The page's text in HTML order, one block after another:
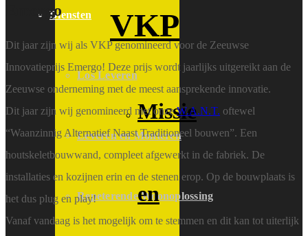
Diensten
Los Leveren
Leveren en Monteren
Repeterende Woonoplossing
VKP
Missie
en
Emergo
Dit jaar zijn wij als VKP genomineerd voor de Zeeuwse
Innovatieprijs Emergo! Deze prijs wordt jaarlijks uitgereikt aan de
Zeeuwse onderneming met de meest aansprekende innovatie.
Dit jaar zijn wij genomineerd met onzeW.A.N.T. oftewel
“Waanzinnig Alternatief Naast Traditioneel bouwen”. Een
houtskeletbouwwand, compleet afgewerkt in de fabriek. De
installaties en kozijnen erin en de stenen erop. Op de bouwplaats is
het dus plug en play!
Vanaf vandaag is het mogelijk om te stemmen en dit kan tot uiterlijk